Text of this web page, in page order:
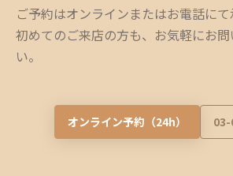
ご予約はオンラインまたはお電話にて
初めてのご来店の方も、お気軽にお
い。
オンライン予約（24h）